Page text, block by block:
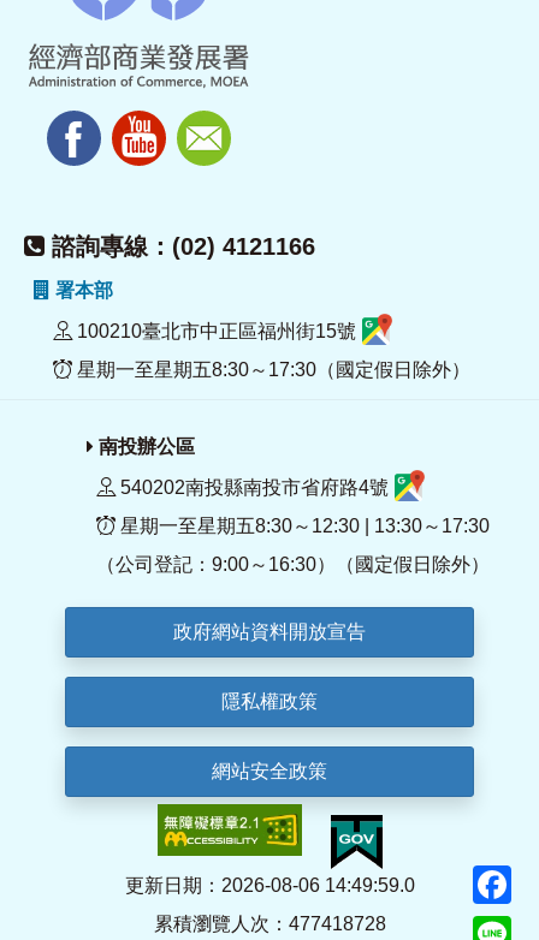
諮詢專線：(02) 4121166
署本部
100210臺北市中正區福州街15號
星期一至星期五8:30～17:30（國定假日除外）
南投辦公區
540202南投縣南投市省府路4號
星期一至星期五8:30～12:30 | 13:30～17:30
（公司登記：9:00～16:30）（國定假日除外）
政府網站資料開放宣告
隱私權政策
網站安全政策
更新日期：2026-08-06 14:49:59.0
累積瀏覽人次：477418728